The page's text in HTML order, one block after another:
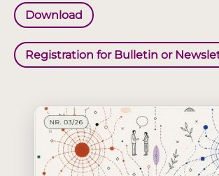
Download
Registration for Bulletin or